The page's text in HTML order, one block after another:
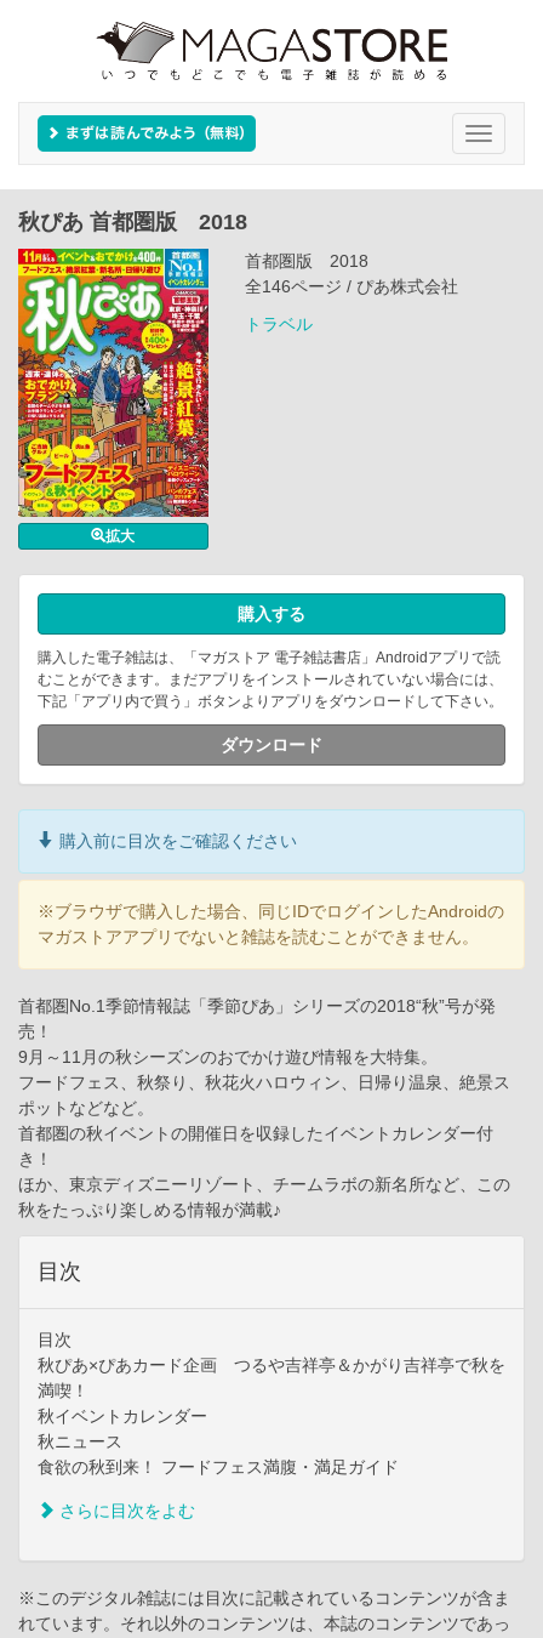
Toggle
秋ぴあ 首都圏版 2018
拡大
首都圏版 2018
全146ページ / ぴあ株式会社
トラベル
購入する
購入した電子雑誌は、「マガストア 電子雑誌書店」Androidアプリで読
むことができます。まだアプリをインストールされていない場合には、
下記「アプリ内で買う」ボタンよりアプリをダウンロードして下さい。
ダウンロード
購入前に目次をご確認ください
※ブラウザで購入した場合、同じIDでログインしたAndroidの
マガストアアプリでないと雑誌を読むことができません。
首都圏No.1季節情報誌「季節ぴあ」シリーズの2018“秋”号が発
売！
9月～11月の秋シーズンのおでかけ遊び情報を大特集。
フードフェス、秋祭り、秋花火ハロウィン、日帰り温泉、絶景ス
ポットなどなど。
首都圏の秋イベントの開催日を収録したイベントカレンダー付
き！
ほか、東京ディズニーリゾート、チームラボの新名所など、この
秋をたっぷり楽しめる情報が満載♪
目次
目次
秋ぴあ×ぴあカード企画 つるや吉祥亭＆かがり吉祥亭で秋を
満喫！
秋イベントカレンダー
秋ニュース
食欲の秋到来！ フードフェス満腹・満足ガイド
さらに目次をよむ
※このデジタル雑誌には目次に記載されているコンテンツが含ま
れています。それ以外のコンテンツは、本誌のコンテンツであっ